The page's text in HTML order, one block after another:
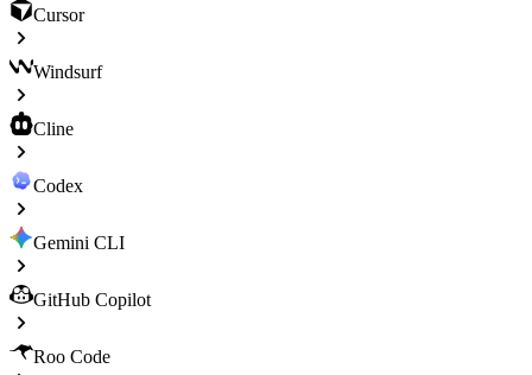
Cursor
Windsurf
Cline
Codex
Gemini CLI
GitHub Copilot
Roo Code